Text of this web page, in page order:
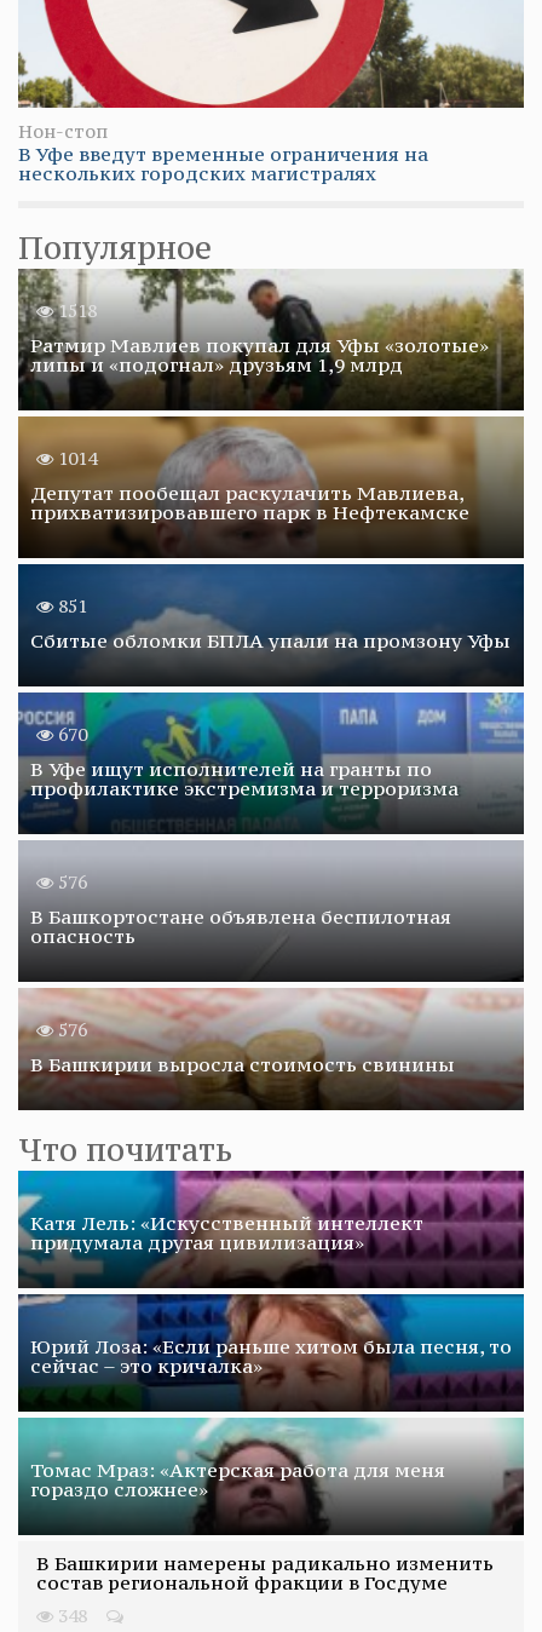
Нон-стоп
В Уфе введут временные ограничения на
нескольких городских магистралях
Популярное
1518
Ратмир Мавлиев покупал для Уфы «золотые»
липы и «подогнал» друзьям 1,9 млрд
1014
Депутат пообещал раскулачить Мавлиева,
прихватизировавшего парк в Нефтекамске
851
Сбитые обломки БПЛА упали на промзону Уфы
670
В Уфе ищут исполнителей на гранты по
профилактике экстремизма и терроризма
576
В Башкортостане объявлена беспилотная
опасность
576
В Башкирии выросла стоимость свинины
Что почитать
Катя Лель: «Искусственный интеллект
придумала другая цивилизация»
Юрий Лоза: «Если раньше хитом была песня, то
сейчас – это кричалка»
Томас Мраз: «Актерская работа для меня
гораздо сложнее»
В Башкирии намерены радикально изменить
состав региональной фракции в Госдуме
348